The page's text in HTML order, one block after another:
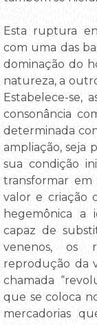
Esta ruptura
com uma das
dominação do
natureza, a
Estabelece-se,
consonância
determinada
ampliação, seja
sua condição
transformar em
valor e criação
hegemônica a
capaz de
venenos, os
reprodução da
chamada
que se coloca
mercadorias